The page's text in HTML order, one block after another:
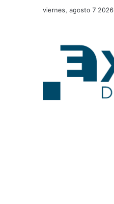
viernes, agosto 7 2026